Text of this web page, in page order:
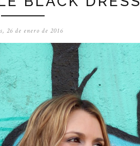
26 de enero de 2016